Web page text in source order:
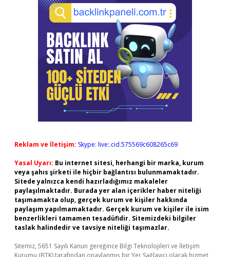
Reklam ve İletişim: Skype: live:.cid.575569c608265c69
Yasal Uyarı: Bu internet sitesi, herhangi bir marka, kurum
veya şahıs şirketi ile hiçbir bağlantısı bulunmamaktadır.
Sitede yalnızca kendi hazırladığımız makaleler
paylaşılmaktadır. Burada yer alan içerikler haber niteliği
taşımamakta olup, gerçek kurum ve kişiler hakkında
paylaşım yapılmamaktadır. Gerçek kurum ve kişiler ile isim
benzerlikleri tamamen tesadüfidir. Sitemizdeki bilgiler
taslak halindedir ve tavsiye niteliği taşımazlar.
Sitemiz, 5651 Sayılı Kanun gereğince Bilgi Teknolojileri ve İletişim
Kurumu (BTK) tarafından onaylanmış bir Yer Sağlayıcı olarak hizmet